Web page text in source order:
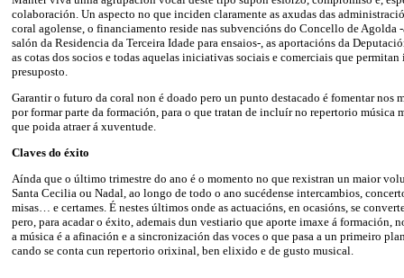
colaboración. Un aspecto no que inciden claramente as axudas das
coral agolense, o financiamento reside nas subvencións do Concello de Agolda
salón da Residencia da Terceira Idade para ensaios-, as aportacións da
as cotas dos socios e todas aquelas iniciativas sociais e comerciais que permitan
presuposto.
Garantir o futuro da coral non é doado pero un punto destacado é fomentar nos
por formar parte da formación, para o que tratan de incluír no repertorio música
que poida atraer á xuventude.
Claves do éxito
Aínda que o último trimestre do ano é o momento no que rexistran un maior
Santa Cecilia ou Nadal, ao longo de todo o ano sucédense intercambios,
misas… e certames. É nestes últimos onde as actuacións, en ocasións, se
pero, para acadar o éxito, ademais dun vestiario que aporte imaxe á formación,
a música é a afinación e a sincronización das voces o que pasa a un primeiro
cando se conta cun repertorio orixinal, ben elixido e de gusto musical.